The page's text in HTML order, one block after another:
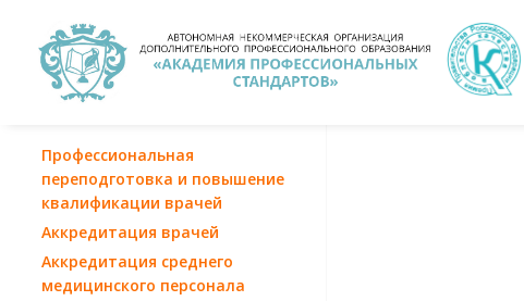
Профессиональная
переподготовка и повышение
квалификации врачей
Аккредитация врачей
Аккредитация среднего
медицинского персонала